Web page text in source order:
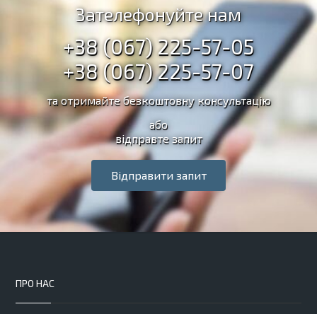
Зателефонуйте нам
+38 (067) 225-57-05
+38 (067) 225-57-07
та отримайте безкоштовну консультацію
або
відправте запит
Відправити запит
ПРО НАС